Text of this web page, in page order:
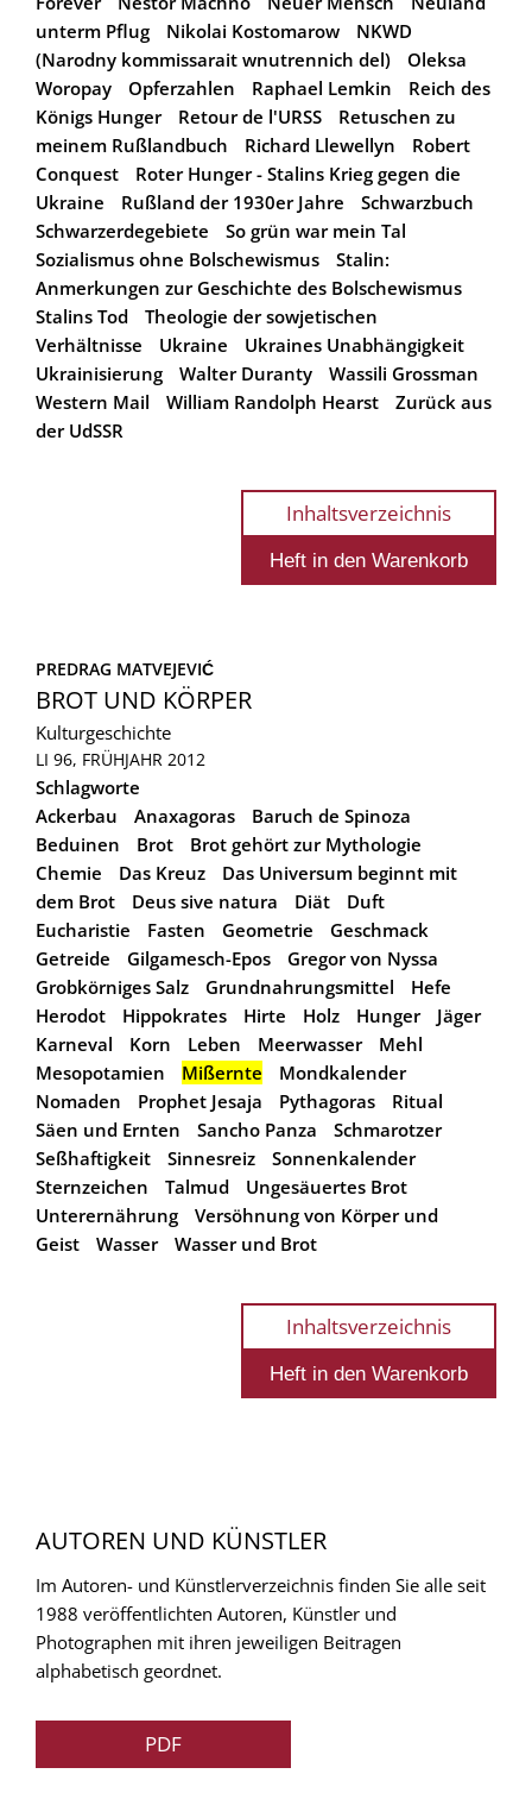
unterm Pflug
Nikolai Kostomarow
NKWD
(Narodny kommissarait wnutrennich del)
Oleksa
Woropay
Opferzahlen Raphael Lemkin
Reich des
Königs Hunger
Retour de l'URSS
Retuschen zu
meinem Rußlandbuch
Richard Llewellyn
Robert
Conquest
Roter Hunger - Stalins Krieg gegen die
Ukraine
Rußland der 1930er Jahre
Schwarzbuch
Schwarzerdegebiete
So grün war mein Tal
Sozialismus ohne Bolschewismus
Stalin:
Anmerkungen zur Geschichte des Bolschewismus
Stalins Tod
Theologie der sowjetischen
Verhältnisse
Ukraine
Ukraines Unabhängigkeit
Ukrainisierung
Walter Duranty
Wassili Grossman
Western Mail
William Randolph Hearst
Zurück aus
der UdSSR
Inhaltsverzeichnis
PREDRAG MATVEJEVIĆ
BROT UND KÖRPER
Kulturgeschichte
LI 96, FRÜHJAHR 2012
Schlagworte
Ackerbau
Anaxagoras
Baruch de Spinoza
Beduinen
Brot
Brot gehört zur Mythologie
Chemie
Das Kreuz
Das Universum beginnt mit
dem Brot
Deus sive natura Diät
Duft
Eucharistie
Fasten Geometrie
Geschmack
Getreide
Gilgamesch-Epos
Gregor von Nyssa
Grobkörniges Salz
Grundnahrungsmittel
Hefe
Herodot
Hippokrates Hirte Holz Hunger
Jäger
Karneval
Korn Leben Meerwasser
Mehl
Mesopotamien
Mißernte
Mondkalender
Nomaden
Prophet Jesaja Pythagoras
Ritual
Säen und Ernten
Sancho Panza
Schmarotzer
Seßhaftigkeit
Sinnesreiz
Sonnenkalender
Sternzeichen
Talmud
Ungesäuertes Brot
Unterernährung
Versöhnung von Körper und
Geist
Wasser Wasser und Brot
Inhaltsverzeichnis
AUTOREN UND KÜNSTLER
Im Autoren- und Künstlerverzeichnis finden Sie alle seit
1988 veröffentlichten Autoren, Künstler und
Photographen mit ihren jeweiligen Beitragen
alphabetisch geordnet.
PDF